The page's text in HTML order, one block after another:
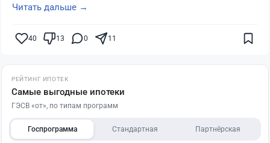
Читать дальше →
40 13 0 11
РЕЙТИНГ ИПОТЕК
Самые выгодные ипотеки
ГЭСВ «от», по типам программ
Госпрограмма Стандартная Партнёрская